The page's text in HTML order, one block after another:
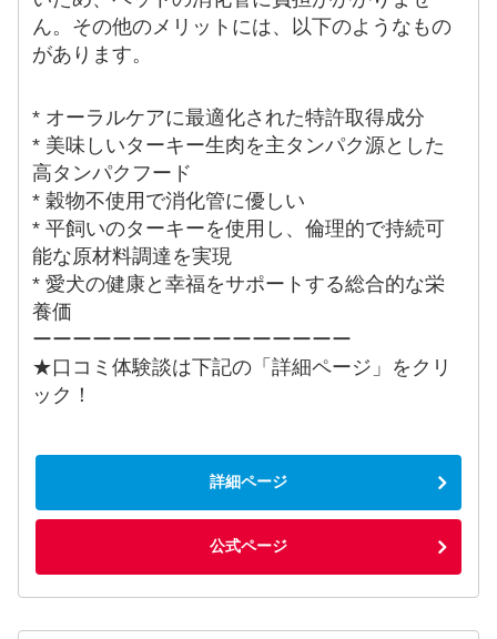
ん。その他のメリットには、以下のようなもの
があります。
* オーラルケアに最適化された特許取得成分
* 美味しいターキー生肉を主タンパク源とした
高タンパクフード
* 穀物不使用で消化管に優しい
* 平飼いのターキーを使用し、倫理的で持続可
能な原材料調達を実現
* 愛犬の健康と幸福をサポートする総合的な栄
養価
ーーーーーーーーーーーーーーーー
★口コミ体験談は下記の「詳細ページ」をクリ
ック！
詳細ページ
公式ページ